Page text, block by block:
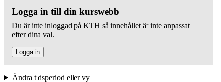
Logga in till din kurswebb
Du är inte inloggad på KTH så innehållet är inte anpassat
efter dina val.
Logga in
Ändra tidsperiod eller vy